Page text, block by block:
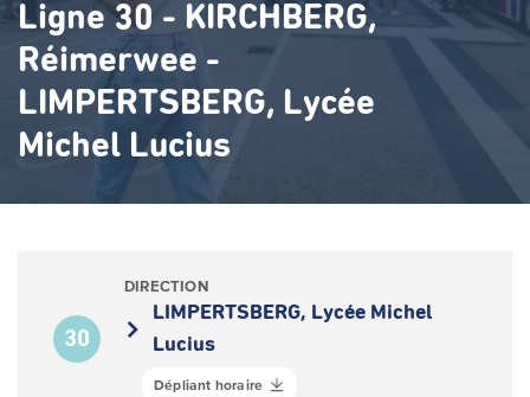
Ligne 30 - KIRCHBERG,
Réimerwee -
LIMPERTSBERG, Lycée
Michel Lucius
30
DIRECTION
LIMPERTSBERG, Lycée Michel
Lucius
Dépliant horaire